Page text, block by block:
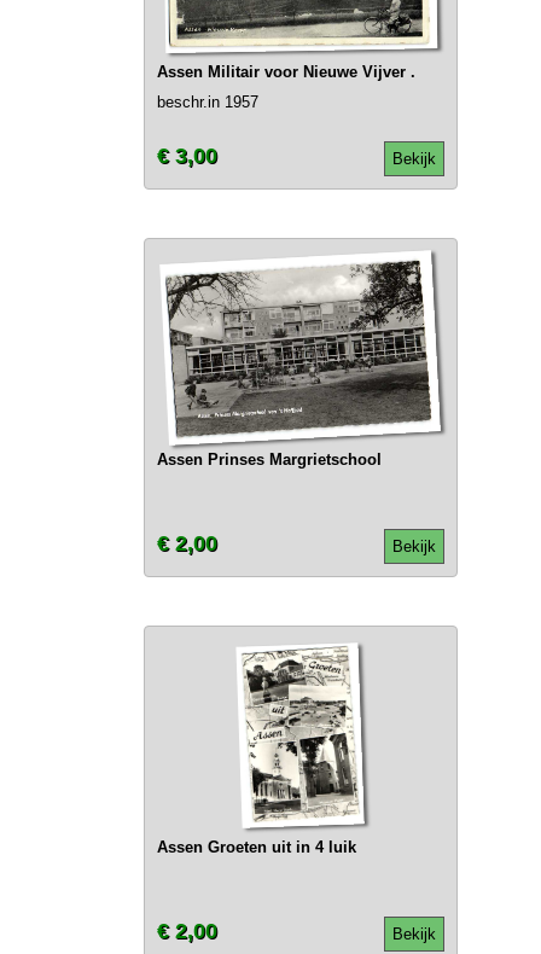
Assen Militair voor Nieuwe Vijver .
beschr.in 1957
Bekijk
€ 3,00
Assen Prinses Margrietschool
Bekijk
€ 2,00
Assen Groeten uit in 4 luik
Bekijk
€ 2,00